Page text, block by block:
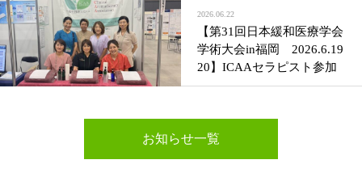
2026.06.22
【第31回日本緩和医療学会
学術大会in福岡 2026.6.19
20】ICAAセラピスト参加
お知らせ一覧